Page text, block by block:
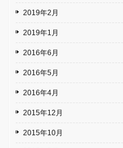
2019年2月
2019年1月
2016年6月
2016年5月
2016年4月
2015年12月
2015年10月